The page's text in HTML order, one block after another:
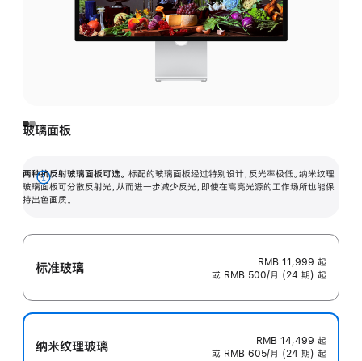
玻璃面板
两种抗反射玻璃面板可选。 标配的玻璃面板经过特别设计，反光率极低。纳米纹理
玻璃面板可分散反射光，从而进一步减少反光，即使在高亮光源的工作场所也能保
持出色画质。
展
开
标准玻璃 RMB 11,999 起
或 RMB 500/月 (24 期) 起
纳米纹理玻璃 RMB 14,499 起
或 RMB 605/月 (24 期) 起